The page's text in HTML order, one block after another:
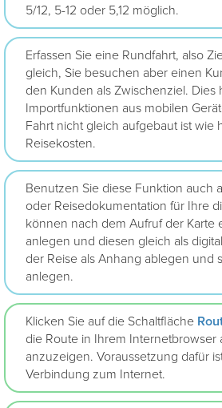
5/12, 5-12 oder 5,12 möglich.
Erfassen Sie eine Rundfahrt, also
gleich, Sie besuchen aber einen
den Kunden als Zwischenziel. Dies
Importfunktionen aus mobilen
Fahrt nicht gleich aufgebaut ist wie
Reisekosten.
Benutzen Sie diese Funktion auch
oder Reisedokumentation für Ihre
können nach dem Aufruf der Karte
anlegen und diesen gleich als
der Reise als Anhang ablegen und
anlegen.
Klicken Sie auf die Schaltfläche
die Route in Ihrem Internetbrowser
anzuzeigen. Voraussetzung dafür
Verbindung zum Internet.